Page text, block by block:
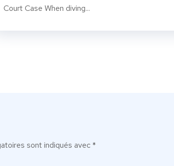
Court Case When diving...
sont indiqués avec*